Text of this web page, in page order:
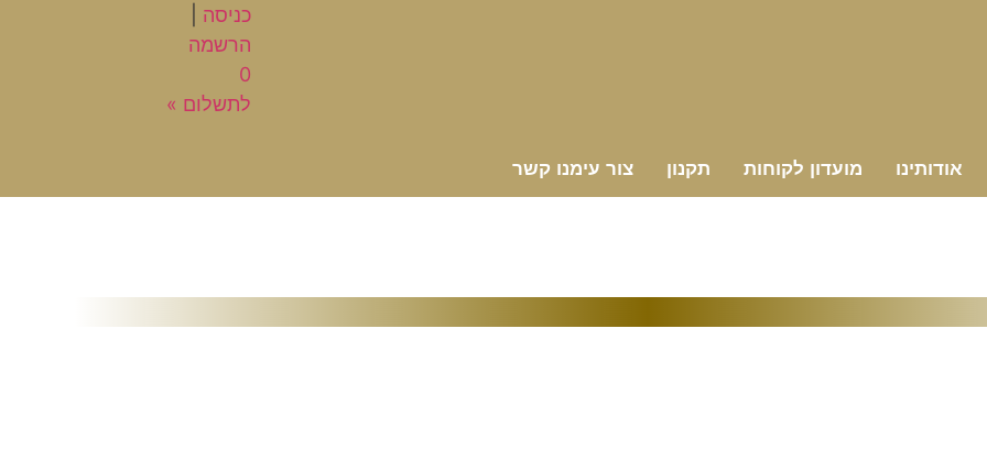
אודותינו מועדון לקוחות תקנון צור עימנו קשר
כניסה
הרשמה
0
לתשלום »